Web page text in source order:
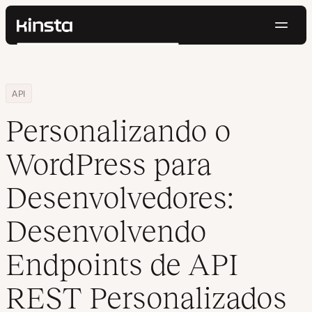
Kinsta®
Contato
Pesquisar
Home
Centro de Recursos
Blog
API
Personalizando o WordPress para Desenvolvedores:
Personalizando o
WordPress para
Desenvolvedores:
Desenvolvendo
Endpoints de API
REST Personalizados